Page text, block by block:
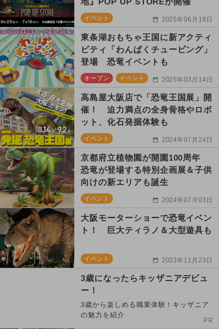
イベント 2025年06月19日
東条湖おもちゃ王国に新アクティ
ビティ「わんぱくチュービング」
登場 恐竜イベントも
オープン イベント 2025年03月14日
高島屋大阪店で「恐竜王国展」開
催！ 迫力満点の全身骨格やロボ
ット、化石発掘体験も
イベント 2024年07月24日
京都府立植物園が開園100周年
恐竜が登場する特別企画展＆子供
向けの新エリアも誕生
イベント 2024年07月03日
大阪モーターショーで恐竜イベン
ト！ 巨大ティラノ＆大型遊具も
イベント 2023年11月23日
3歳になったらキッザニアデビュ
ー！
3歳から楽しめる職業体験！キッザニア
の魅力を紹介
PR